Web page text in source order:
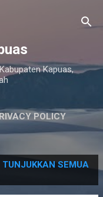
Kapuas,
POLICY
TUNJUKKAN SEMUA